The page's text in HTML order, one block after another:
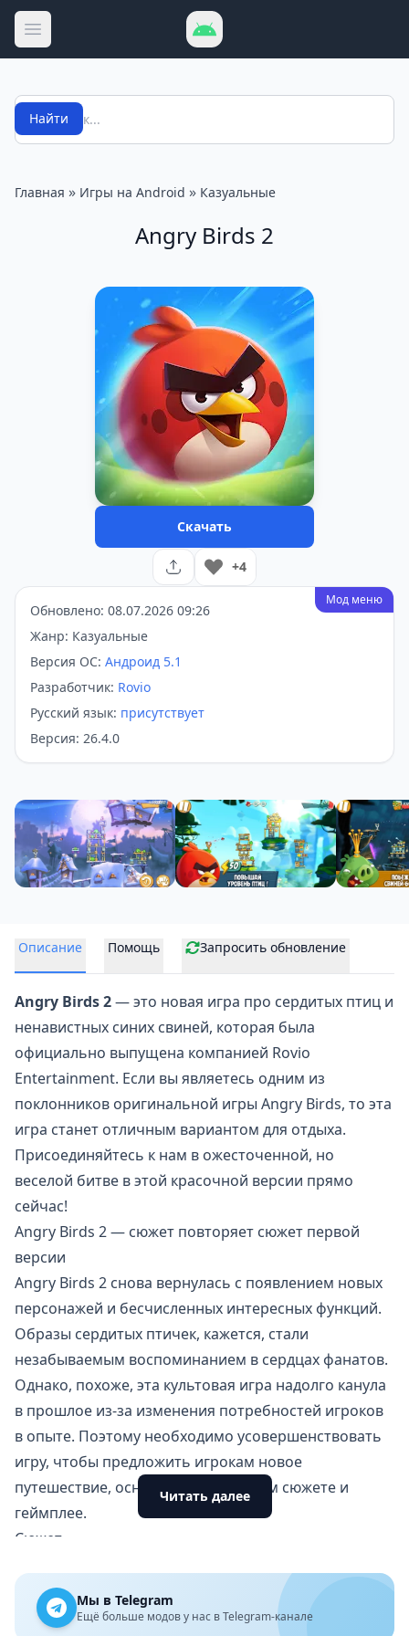
Открыть меню
Поиск
Найти
Главная » Игры на Android » Казуальные
Angry Birds 2
Скачать
+4
Мод меню
Обновлено: 08.07.2026 09:26
Жанр: Казуальные
Версия ОС: Андроид 5.1
Разработчик: Rovio
Русский язык: присутствует
Версия: 26.4.0
Описание Помощь Запросить обновление
Angry Birds 2— это новая игра про сердитых птиц и
ненавистных синих свиней, которая была
официально выпущена компанией Rovio
Entertainment. Если вы являетесь одним из
поклонников оригинальной игры Angry Birds, то эта
игра станет отличным вариантом для отдыха.
Присоединяйтесь к нам в ожесточенной, но
веселой битве в этой красочной версии прямо
сейчас!
Angry Birds 2 — сюжет повторяет сюжет первой
версии
Angry Birds 2 снова вернулась с появлением новых
персонажей и бесчисленных интересных функций.
Образы сердитых птичек, кажется, стали
незабываемым воспоминанием в сердцах фанатов.
Однако, похоже, эта культовая игра надолго канула
в прошлое из-за изменения потребностей игроков
в опыте. Поэтому необходимо усовершенствовать
игру, чтобы предложить игрокам новое
путешествие, основанное на старом сюжете и
геймплее.
Сюжет
Angry Birds Legends, синяя свинья крадет яйца птиц.
Во время незаконного вторжения они были
Читать далее
Мы в Telegram
Ещё больше модов у нас в Telegram-канале